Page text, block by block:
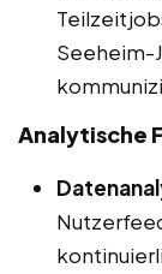
Seeheim-
Analytische